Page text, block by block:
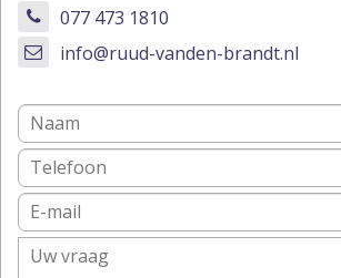
077 473 1810
info@ruud-vanden-brandt.nl